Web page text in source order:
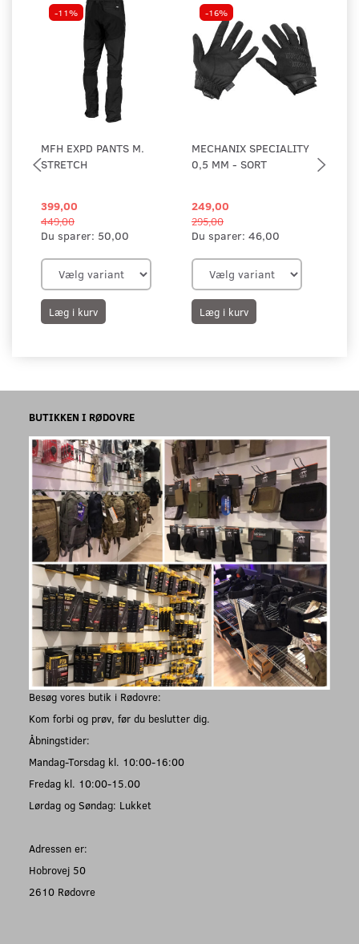
-11%
MFH EXPD PANTS M.
STRETCH
399,00
449,00
Du sparer: 50,00
Læg i kurv
-16%
MECHANIX SPECIALITY
0,5 MM - SORT
249,00
295,00
Du sparer: 46,00
Læg i kurv
BUTIKKEN I RØDOVRE
Besøg vores butik i Rødovre:
Kom forbi og prøv, før du beslutter dig.
Åbningstider:
Mandag-Torsdag kl. 10:00-16:00
Fredag kl. 10:00-15.00
Lørdag og Søndag: Lukket
Adressen er:
Hobrovej 50
2610 Rødovre